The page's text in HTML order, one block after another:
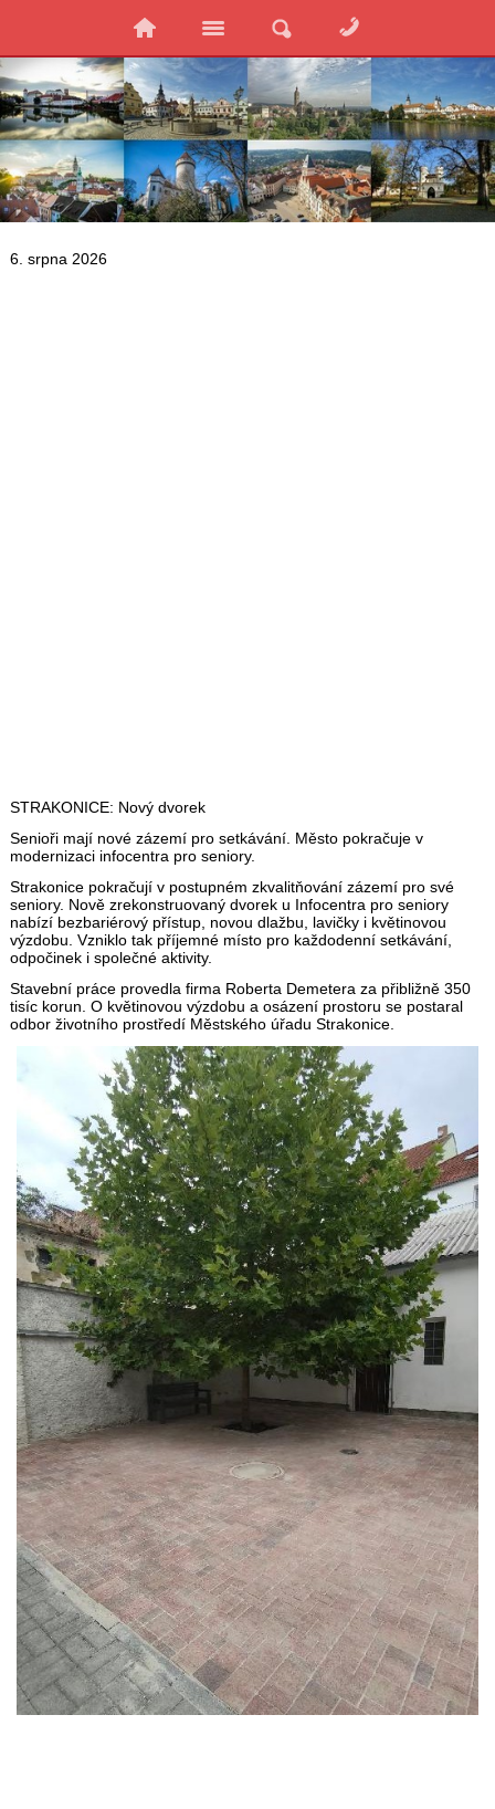
6. srpna 2026
STRAKONICE: Nový dvorek
Senioři mají nové zázemí pro setkávání. Město pokračuje v
modernizaci infocentra pro seniory.
Strakonice pokračují v postupném zkvalitňování zázemí pro své
seniory. Nově zrekonstruovaný dvorek u Infocentra pro seniory
nabízí bezbariérový přístup, novou dlažbu, lavičky i květinovou
výzdobu. Vzniklo tak příjemné místo pro každodenní setkávání,
odpočinek i společné aktivity.
Stavební práce provedla firma Roberta Demetera za přibližně 350
tisíc korun. O květinovou výzdobu a osázení prostoru se postaral
odbor životního prostředí Městského úřadu Strakonice.